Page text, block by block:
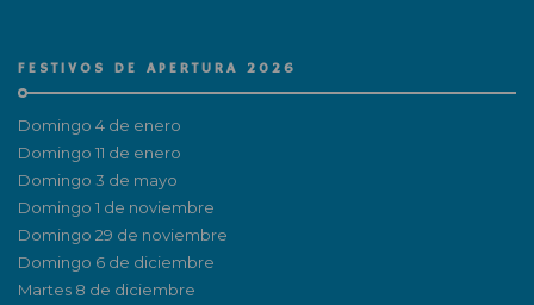
FESTIVOS DE APERTURA 2026
Domingo 4 de enero
Domingo 11 de enero
Domingo 3 de mayo
Domingo 1 de noviembre
Domingo 29 de noviembre
Domingo 6 de diciembre
Martes 8 de diciembre